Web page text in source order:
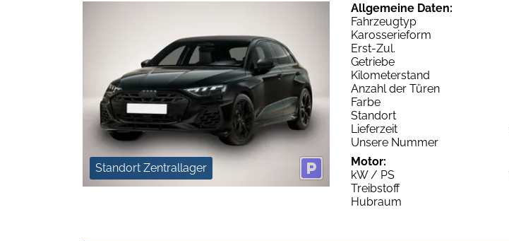
Standort Zentrallager
Allgemeine Daten:
Fahrzeugtyp
Karosserieform
Erst-Zul.
Getriebe
Kilometerstand
Anzahl der Türen
Farbe
Standort
Lieferzeit
Unsere Nummer
Motor:
kW / PS
Treibstoff
Hubraum